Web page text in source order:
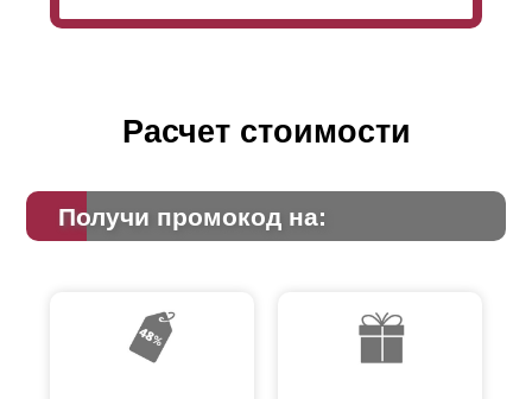
возможность есть, если заказчик посчитает это
необходимым. После выполнения всех
Расчет стоимости
Получи промокод на: